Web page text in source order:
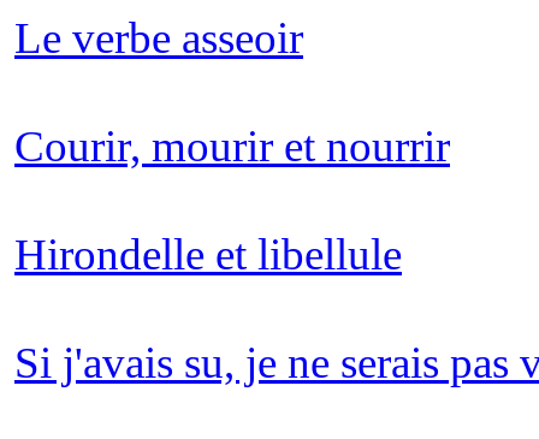
Le verbe asseoir
Courir, mourir et nourrir
Hirondelle et libellule
Si j'avais su, je ne serais pas